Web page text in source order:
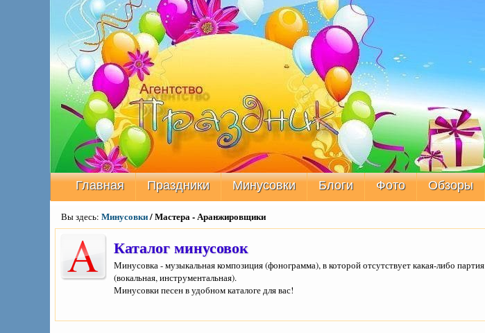
Главная Праздники Минусовки Блоги Фото Обзоры
Вы здесь: Минусовки/ Мастера - Аранжировщики
Каталог минусовок
Минусовка - музыкальная композиция (фонограмма), в которой отсутствует какая-либо партия
(вокальная, инструментальная).
Минусовки песен в удобном каталоге для вас!